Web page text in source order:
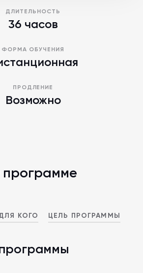
ДЛИТЕЛЬНОСТЬ
36 часов
ФОРМА ОБУЧЕНИЯ
ПРОДЛЕНИЕ
Возможно
КОГО ЦЕЛЬ ПРОГРАММЫ